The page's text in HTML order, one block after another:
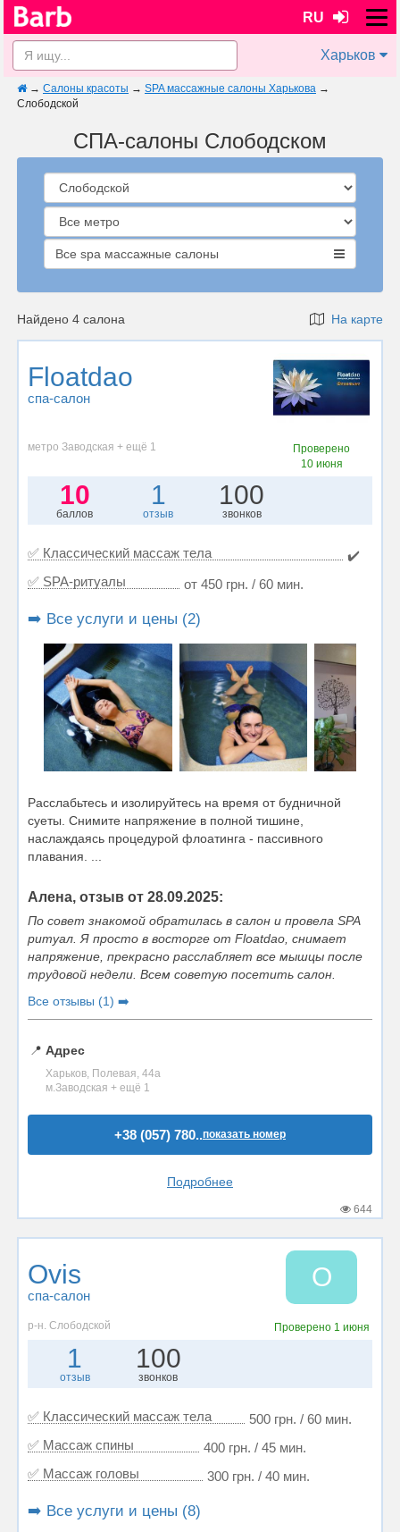
RU
Харьков
→ Салоны красоты → SPA массажные салоны Харькова →
Слободской
СПА-салоны Слободском
Все spa массажные салоны
Найдено 4 салона На карте
Floatdao
спа-салон
метро Заводская + ещё 1
Проверено
10 июня
10
баллов
1
отзыв
100
звонков
✅ Классический массаж тела
✔️
✅ SPA-ритуалы
от 450 грн. / 60 мин.
➡️ Все услуги и цены (2)
Расслабьтесь и изолируйтесь на время от будничной
суеты. Снимите напряжение в полной тишине,
наслаждаясь процедурой флоатинга - пассивного
плавания. ...
Алена, отзыв от 28.09.2025:
По совет знакомой обратилась в салон и провела SPA
ритуал. Я просто в восторге от Floatdao, снимает
напряжение, прекрасно расслабляет все мышцы после
трудовой недели. Всем советую посетить салон.
Все отзывы (1) ➡️
📍 Адрес
Харьков, Полевая, 44а
м.Заводская + ещё 1
+38 (057) 780..показать номер
Подробнее
644
Ovis
спа-салон
O
р-н. Слободской Проверено 1 июня
1
отзыв
100
звонков
✅ Классический массаж тела
500 грн. / 60 мин.
✅ Массаж спины
400 грн. / 45 мин.
✅ Массаж головы
300 грн. / 40 мин.
➡️ Все услуги и цены (8)